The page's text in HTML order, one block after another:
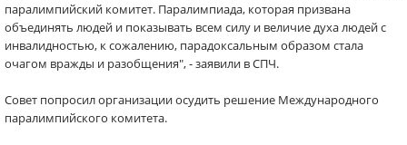
паралимпийский комитет. Паралимпиада, которая призвана
объединять людей и показывать всем силу и величие духа людей с
инвалидностью, к сожалению, парадоксальным образом стала
очагом вражды и разобщения", - заявили в СПЧ.
Совет попросил организации осудить решение Международного
паралимпийского комитета.